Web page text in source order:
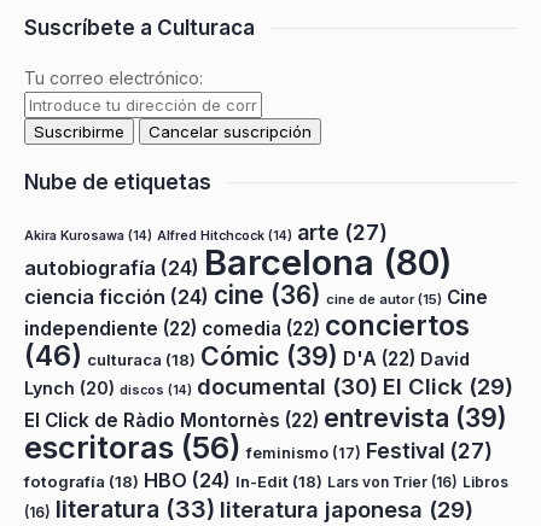
Suscríbete a Culturaca
Tu correo electrónico:
Nube de etiquetas
Akira Kurosawa (14) Alfred Hitchcock (14) arte (27)
autobiografía (24) Barcelona (80)
ciencia ficción (24) cine (36) cine de autor(15) Cine
independiente (22) comedia (22) conciertos
(46) culturaca (18) Cómic (39) D'A (22) David
Lynch (20) discos (14) documental (30) El Click (29)
El Click de Ràdio Montornès (22) entrevista (39)
escritoras (56) feminismo (17) Festival (27)
fotografía (18) HBO (24) In-Edit (18) Lars von Trier (16) Libros
(16) literatura (33) literatura japonesa (29)